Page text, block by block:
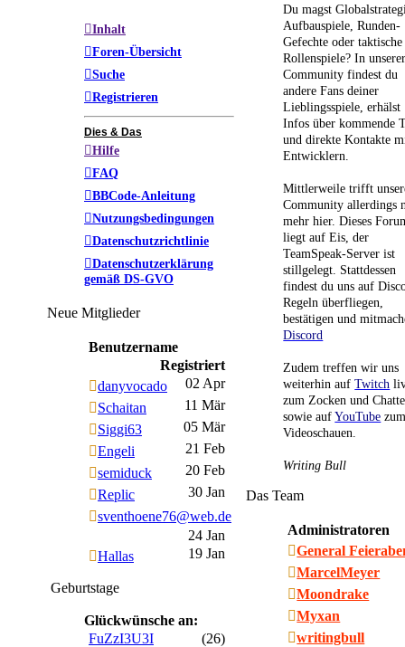
Inhalt
Foren-Übersicht
Suche
Registrieren
Dies & Das
Hilfe
FAQ
BBCode-Anleitung
Nutzungsbedingungen
Datenschutzrichtlinie
Datenschutzerklärung
gemäß DS-GVO
Neue Mitglieder
Benutzername
Registriert
danyvocado
02 Apr
Schaitan
11 Mär
Siggi63
05 Mär
Engeli
21 Feb
semiduck
20 Feb
Replic
30 Jan
sventhoene76@web.de
24 Jan
Hallas
19 Jan
Geburtstage
Glückwünsche an:
FuZzI3U3I
(26)
Du magst
Aufbauspiele, Runden-
Gefechte oder taktische
Rollenspiele? In
Community findest du
andere Fans deiner
Lieblingsspiele, erhälst
Infos über kommende
und direkte Kontakte
Entwicklern.
Mittlerweile trifft
Community allerdings
mehr hier. Dieses
liegt auf Eis, der
TeamSpeak-Server ist
stillgelegt. Stattdessen
findest du uns auf
Regeln überfliegen,
bestätigen und
Discord
Zudem treffen wir uns
weiterhin aufTwitch
zum Zocken und
sowie aufYouTube
Videoschauen.
Writing Bull
Das Team
Administratoren
General
MarcelMeyer
Moondrake
Myxan
writingbull